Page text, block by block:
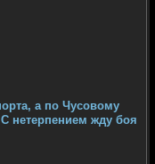
а по Чусовому
нетерпением жду боя